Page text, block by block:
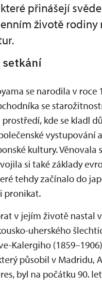
přinášejí
životě rodiny
setkání
se narodila v roce
se
kde se kladl
vystupování
kultury. Věnovala
si také základy
tehdy začínalo do
pronikat.
v jejím životě nastal
uherského
Kalergiho
působil v Madridu,
byl na počátku 90.